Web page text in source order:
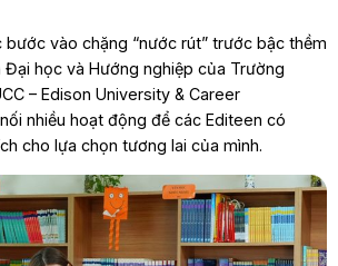
bước vào chặng “nước rút” trước bậc thềm
học và Hướng nghiệp của Trường
– Edison University & Career
nhiều hoạt động để các Editeen có
cho lựa chọn tương lai của mình.